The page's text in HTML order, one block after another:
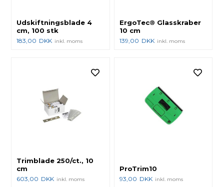
Udskiftningsblade 4
cm, 100 stk
183,00 DKK inkl. moms
ErgoTec® Glasskraber
10 cm
139,00 DKK inkl. moms
Trimblade 250/ct., 10
cm
603,00 DKK inkl. moms
ProTrim10
93,00 DKK inkl. moms